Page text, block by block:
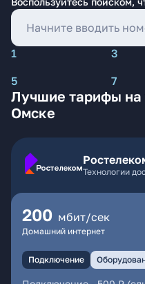
1 3
5
7
Лучшие тарифы на
Омске
Технологии
200 мбит/сек
Домашний интернет
Подключение